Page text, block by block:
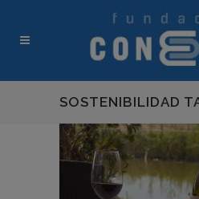
SOSTENIBILIDAD